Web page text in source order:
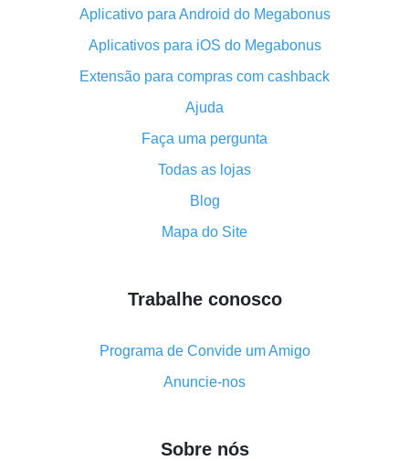
suas vantagens
Cashback do aplicativo móvel do AliExpress -
vantagens do plug-in
O cashback em dobro no Aliexpress foi cancelado!
Como usar o cashback no Aliexpress - manual
resumido
Tudo sobre como o cashback funciona no AliExpress
Código promocional do AliExpress - como ele
Como obter cashback no AliExpress - visão geral de
Cashback no AliExpress - avaliações de clientes
8% de cashback no AliExpress - poupar dinheiro de
compras
Aplicativo para Android do Megabonus
Aplicativos para iOS do Megabonus
Extensão para compras com cashback
Ajuda
Faça uma pergunta
Todas as lojas
Blog
Mapa do Site
Trabalhe conosco
Programa de Convide um Amigo
Anuncie-nos
Sobre nós